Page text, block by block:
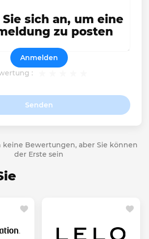
:
Senden
sich an, um eine
zu posten
Anmelden
keine Bewertungen, aber Sie können
der Erste sein